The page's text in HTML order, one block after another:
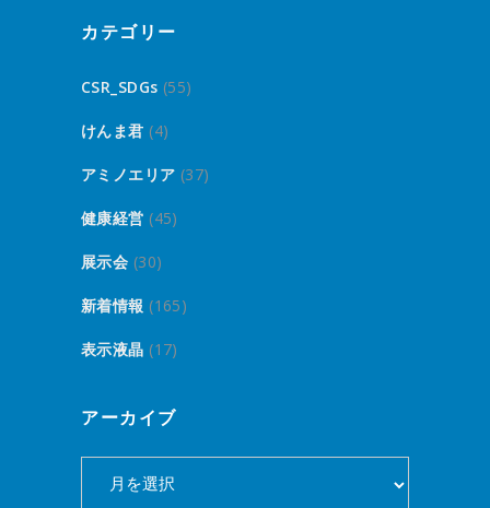
カテゴリー
CSR_SDGs (55)
けんま君 (4)
アミノエリア (37)
健康経営 (45)
展示会 (30)
新着情報 (165)
表示液晶 (17)
アーカイブ